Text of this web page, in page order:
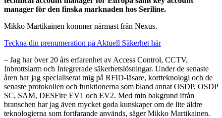
manager för den finska marknaden hos Seriline.
Mikko Martikainen kommer närmast från Nexus.
Teckna din prenumeration på Aktuell Säkerhet här
– Jag har över 20 års erfarenhet av Access Control, CCTV,
Inbrottslarm och Integrerade säkerhetslösningar. Under de senaste
åren har jag specialiserat mig på RFID-läsare, kortteknologi och de
senaste protokollen och funktionerna som bland annat OSDP, OSDP
SC, SAM, DESFire EV1 och EV2. Med min bakgrund ifrån
branschen har jag även mycket goda kunskaper om de lite äldre
teknologierna som fortfarande används, säger Mikko Martikainen.